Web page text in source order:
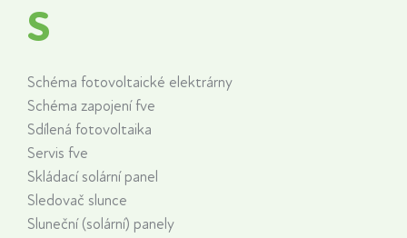
S
Schéma fotovoltaické elektrárny
Schéma zapojení fve
Sdílená fotovoltaika
Servis fve
Skládací solární panel
Sledovač slunce
Sluneční (solární) panely